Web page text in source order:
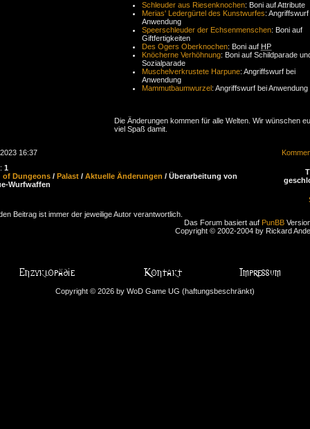
Schleuder aus Riesenknochen: Boni auf Attribute
Merias' Ledergürtel des Kunstwurfes: Angriffswurf
Anwendung
Speerschleuder der Echsenmenschen: Boni auf
Giftfertigkeiten
Des Ogers Oberknochen: Boni auf HP
Knöcherne Verhöhnung: Boni auf Schildparade
Sozialparade
Muschelverkrustete Harpune: Angriffswurf bei
Anwendung
Mammutbaumwurzel: Angriffswurf bei Anwendung
Die Änderungen kommen für alle Welten. Wir wünschen
viel Spaß damit.
16:37
1
of Dungeons / Palast / Aktuelle Änderungen / Überarbeitung von
Wurfwaffen
Beitrag ist immer der jeweilige Autor verantwortlich.
Das Forum basiert auf PunBB
Copyright © 2002-2004 by Rickard
Copyright © 2026 by WoD Game UG (haftungsbeschränkt)